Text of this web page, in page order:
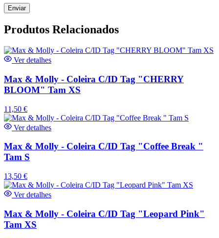
Produtos Relacionados
Ver detalhes
Max & Molly - Coleira C/ID Tag "CHERRY
BLOOM" Tam XS
11,50 €
Ver detalhes
Max & Molly - Coleira C/ID Tag "Coffee Break "
Tam S
13,50 €
Ver detalhes
Max & Molly - Coleira C/ID Tag "Leopard Pink"
Tam XS